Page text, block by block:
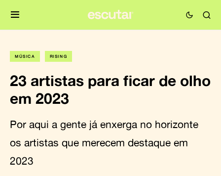
MÚSICA RISING
23 artistas para ficar de olho
em 2023
Por aqui a gente já enxerga no horizonte
os artistas que merecem destaque em
2023